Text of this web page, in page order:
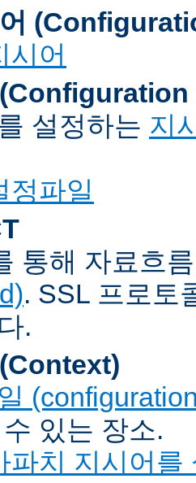
시어
설정하는 지
정파일
통해 자료흐
. SSL 프로토
.
있는 장소.
파치 지시어를